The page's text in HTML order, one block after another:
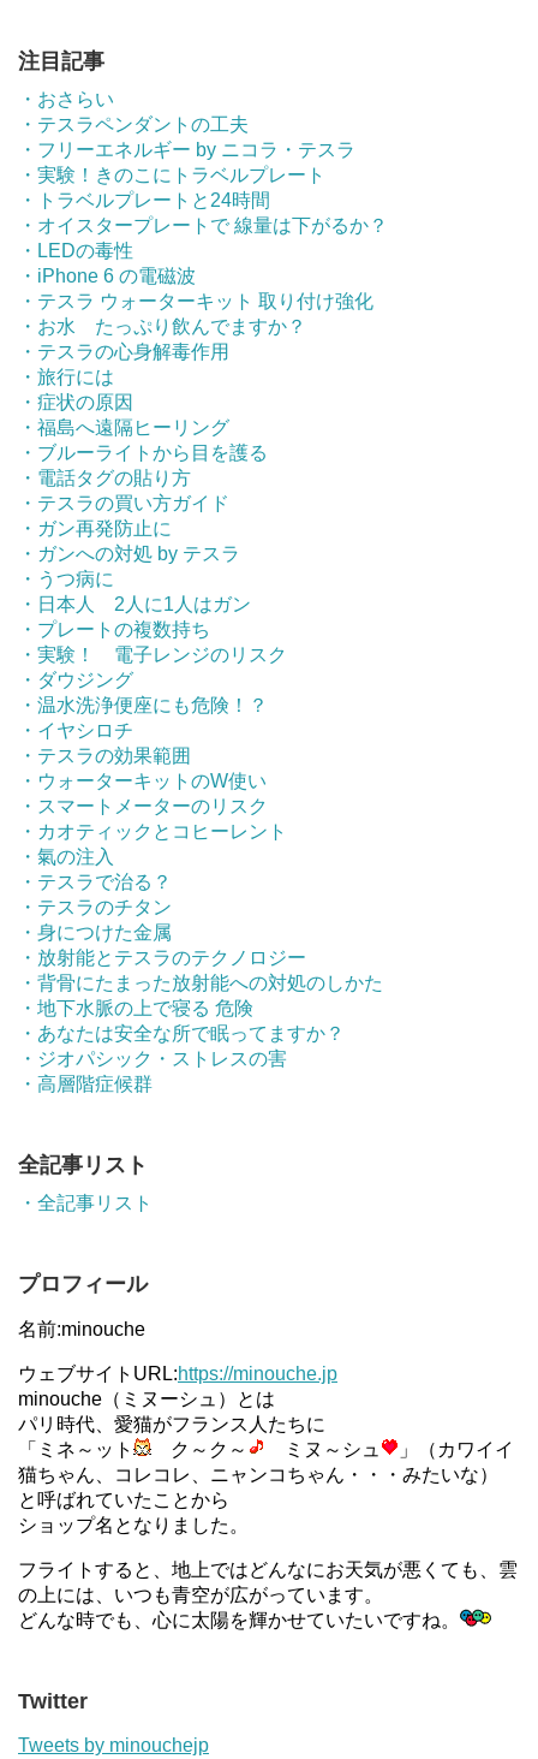
注目記事
・おさらい
・テスラペンダントの工夫
・フリーエネルギー by ニコラ・テスラ
・実験！きのこにトラベルプレート
・トラベルプレートと24時間
・オイスタープレートで 線量は下がるか？
・LEDの毒性
・iPhone 6 の電磁波
・テスラ ウォーターキット 取り付け強化
・お水 たっぷり飲んでますか？
・テスラの心身解毒作用
・旅行には
・症状の原因
・福島へ遠隔ヒーリング
・ブルーライトから目を護る
・電話タグの貼り方
・テスラの買い方ガイド
・ガン再発防止に
・ガンへの対処 by テスラ
・うつ病に
・日本人 2人に1人はガン
・プレートの複数持ち
・実験！ 電子レンジのリスク
・ダウジング
・温水洗浄便座にも危険！？
・イヤシロチ
・テスラの効果範囲
・ウォーターキットのW使い
・スマートメーターのリスク
・カオティックとコヒーレント
・氣の注入
・テスラで治る？
・テスラのチタン
・身につけた金属
・放射能とテスラのテクノロジー
・背骨にたまった放射能への対処のしかた
・地下水脈の上で寝る 危険
・あなたは安全な所で眠ってますか？
・ジオパシック・ストレスの害
・高層階症候群
全記事リスト
・全記事リスト
プロフィール
名前:minouche
ウェブサイトURL:https://minouche.jp
minouche（ミヌーシュ）とは
パリ時代、愛猫がフランス人たちに
「ミネ～ット
ク～ク～ ミヌ～シュ
」（カワイイ
猫ちゃん、コレコレ、ニャンコちゃん・・・みたいな）
と呼ばれていたことから
ショップ名となりました。
フライトすると、地上ではどんなにお天気が悪くても、雲
の上には、いつも青空が広がっています。
どんな時でも、心に太陽を輝かせていたいですね。
Twitter
Tweets by minouchejp